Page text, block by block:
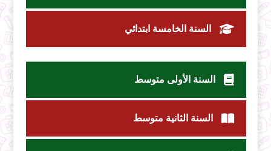
السنة الخامسة ابتدائي
السنة الأولى متوسط
السنة الثانية متوسط